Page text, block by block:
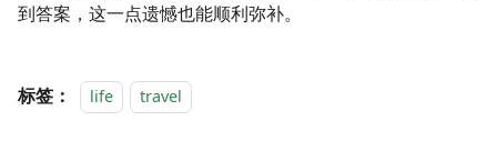
到答案，这一点遗憾也能顺利弥补。
标签： life travel